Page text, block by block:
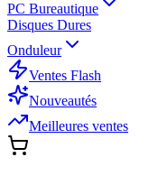
PC Bureautique
Disques Dures
Onduleur
Ventes Flash
Nouveautés
Meilleures ventes